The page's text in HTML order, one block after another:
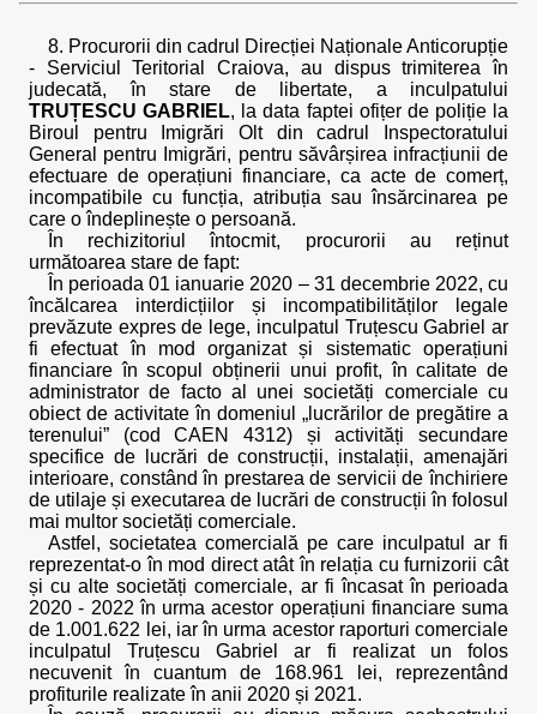
8. Procurorii din cadrul Direcției Naționale Anticorupție
- Serviciul Teritorial Craiova, au dispus trimiterea în
judecată, în stare de libertate, a inculpatului
TRUȚESCU GABRIEL, la data faptei ofițer de poliție la
Biroul pentru Imigrări Olt din cadrul Inspectoratului
General pentru Imigrări, pentru săvârșirea infracțiunii de
efectuare de operațiuni financiare, ca acte de comerț,
incompatibile cu funcția, atribuția sau însărcinarea pe
care o îndeplinește o persoană.
În rechizitoriul întocmit, procurorii au reținut
următoarea stare de fapt:
În perioada 01 ianuarie 2020 – 31 decembrie 2022, cu
încălcarea interdicțiilor și incompatibilităților legale
prevăzute expres de lege, inculpatul Truțescu Gabriel ar
fi efectuat în mod organizat și sistematic operațiuni
financiare în scopul obținerii unui profit, în calitate de
administrator de facto al unei societăți comerciale cu
obiect de activitate în domeniul „lucrărilor de pregătire a
terenului” (cod CAEN 4312) și activități secundare
specifice de lucrări de construcții, instalații, amenajări
interioare, constând în prestarea de servicii de închiriere
de utilaje și executarea de lucrări de construcții în folosul
mai multor societăți comerciale.
Astfel, societatea comercială pe care inculpatul ar fi
reprezentat-o în mod direct atât în relația cu furnizorii cât
și cu alte societăți comerciale, ar fi încasat în perioada
2020 - 2022 în urma acestor operațiuni financiare suma
de 1.001.622 lei, iar în urma acestor raporturi comerciale
inculpatul Truțescu Gabriel ar fi realizat un folos
necuvenit în cuantum de 168.961 lei, reprezentând
profiturile realizate în anii 2020 și 2021.